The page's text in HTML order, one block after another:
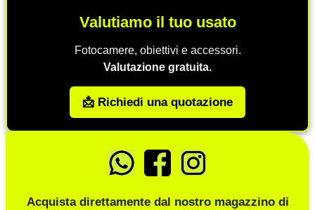
Valutiamo il tuo usato
Fotocamere, obiettivi e accessori.
Valutazione gratuita.
📩 Richiedi una quotazione
Acquista direttamente dal nostro magazzino di